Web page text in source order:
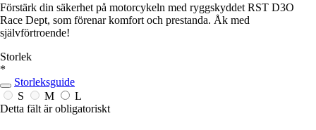
Förstärk din säkerhet på motorcykeln med ryggskyddet RST D3O
Race Dept, som förenar komfort och prestanda. Åk med
självförtroende!
Storlek
*
Storleksguide
S
M
L
Detta fält är obligatoriskt